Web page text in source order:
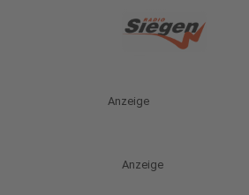
Anzeige
Anzeige